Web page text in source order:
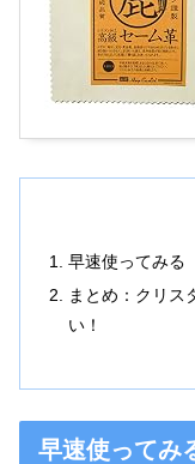
早速使ってみる
まとめ：クリス
い！
早速使ってみ